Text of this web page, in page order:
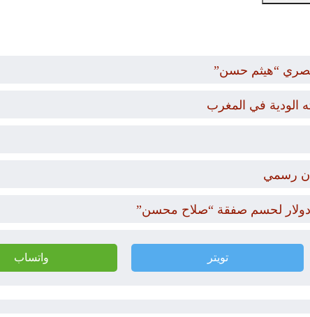
“هيثم حسن”
الودية في المغرب
رسمي
دولار لحسم صفقة “صلاح محسن”
تويتر واتساب